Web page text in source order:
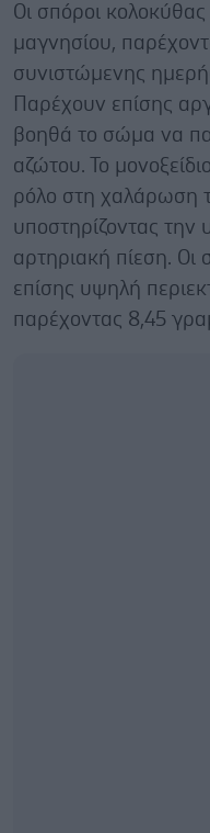
Οι σπόροι
μαγνησίου,
συνιστώμενης
Παρέχουν επίσης
βοηθά το σώμα να
αζώτου. Το
ρόλο στη χαλάρωση
υποστηρίζοντας την
αρτηριακή πίεση. Οι
επίσης υψηλή
παρέχοντας 8,45